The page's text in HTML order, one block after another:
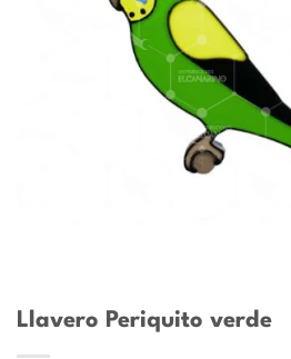
Llavero Periquito verde